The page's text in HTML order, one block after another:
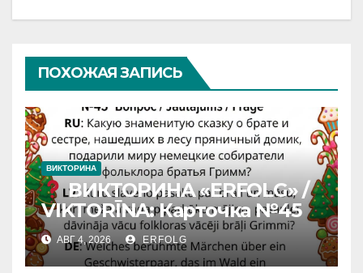
ПОХОЖАЯ ЗАПИСЬ
ВИКТОРИНА
ВИКТОРИНА «ERFOLG» /
VIKTORĪNA: Карточка №45
АВГ 4, 2026 ERFOLG